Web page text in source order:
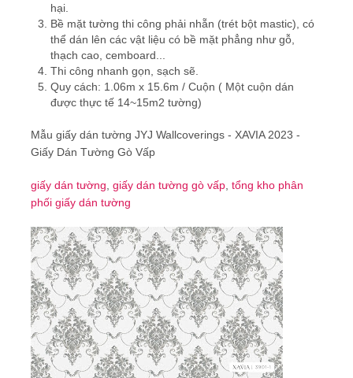
hại.
Bề mặt tường thi công phải nhẵn (trét bột mastic), có
thể dán lên các vật liệu có bề mặt phẳng như gỗ,
thạch cao, cemboard...
Thi công nhanh gọn, sạch sẽ.
Quy cách: 1.06m x 15.6m / Cuộn ( Một cuộn dán
được thực tế 14~15m2 tường)
Mẫu giấy dán tường JYJ Wallcoverings - XAVIA 2023 -
Giấy Dán Tường Gò Vấp
giấy dán tường, giấy dán tường gò vấp, tổng kho phân
phối giấy dán tường